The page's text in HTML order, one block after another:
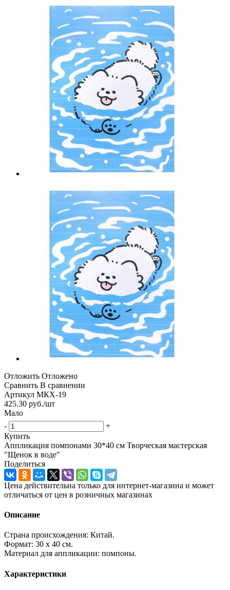
Отложить Отложено
Сравнить В сравнении
Артикул МКХ-19
425.30 руб./шт
Мало
-
+
Купить
Аппликация помпонами 30*40 см Творческая мастерская
"Щенок в воде"
Поделиться
Цена действительна только для интернет-магазина и может
отличаться от цен в розничных магазинах
Описание
Страна происхождения: Китай.
Формат: 30 х 40 см.
Материал для аппликации: помпоны.
Характеристики